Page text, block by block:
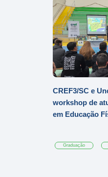
CREF3/SC e
workshop de
em Educação
Graduação